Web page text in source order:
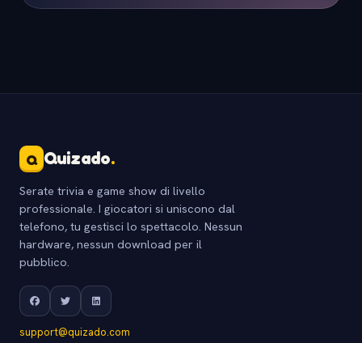
Q Quizado.
Serate trivia e game show di livello
professionale. I giocatori si uniscono dal
telefono, tu gestisci lo spettacolo. Nessun
hardware, nessun download per il
pubblico.
support@quizado.com